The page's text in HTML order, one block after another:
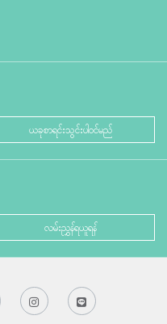
ယခုစာရင်းသွင်းပါဝင်မည်
လမ်းညွှန်ရယူရန်